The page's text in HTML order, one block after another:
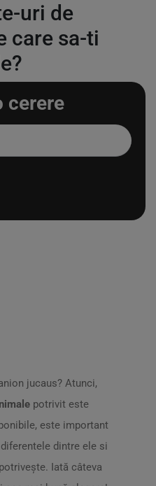
uri de
care sa-ti
cerere
jucaus? Atunci,
potrivit este
este important
dintre ele si
Iată câteva